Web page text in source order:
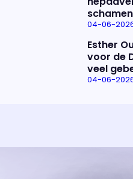
04-06-
Esther
voor de
veel
04-06-